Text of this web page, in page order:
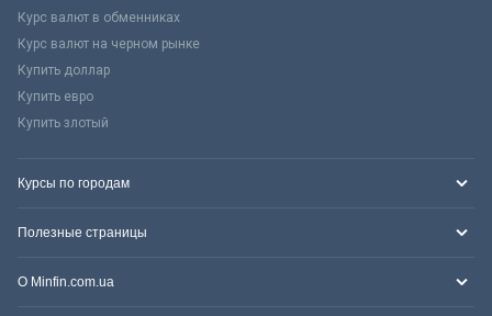
Курс валют в обменниках
Курс валют на черном рынке
Купить доллар
Купить евро
Купить злотый
Курсы по городам
Полезные страницы
О Minfin.com.ua